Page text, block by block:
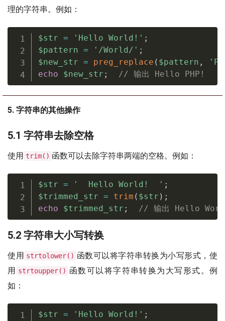
理的字符串。例如：
$str = 'Hello World!' ;
$pattern = '/World/' ;
$new_str = preg_replace ( $pattern ,
echo
$new_str ; // 输出 Hello PHP!
5. 字符串的其他操作
5.1 字符串去除空格
使用 trim() 函数可以去除字符串两端的空格。例如：
$str = '  Hello World!  ' ;
$trimmed_str = trim ( $str ) ;
echo
$trimmed_str ; // 输出 Hello
5.2 字符串大小写转换
使用 strtolower() 函数可以将字符串转换为小写形式，使
用 strtoupper() 函数可以将字符串转换为大写形式。例
如：
$str = 'Hello World!' ;